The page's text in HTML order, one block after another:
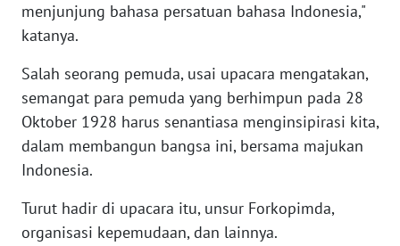
menjunjung bahasa persatuan bahasa Indonesia,"
katanya.
Salah seorang pemuda, usai upacara mengatakan,
semangat para pemuda yang berhimpun pada 28
Oktober 1928 harus senantiasa menginsipirasi kita,
dalam membangun bangsa ini, bersama majukan
Indonesia.
Turut hadir di upacara itu, unsur Forkopimda,
organisasi kepemudaan, dan lainnya.
WN
SERAMBI
JAMBI
WN
SULTRA
WN
NTB